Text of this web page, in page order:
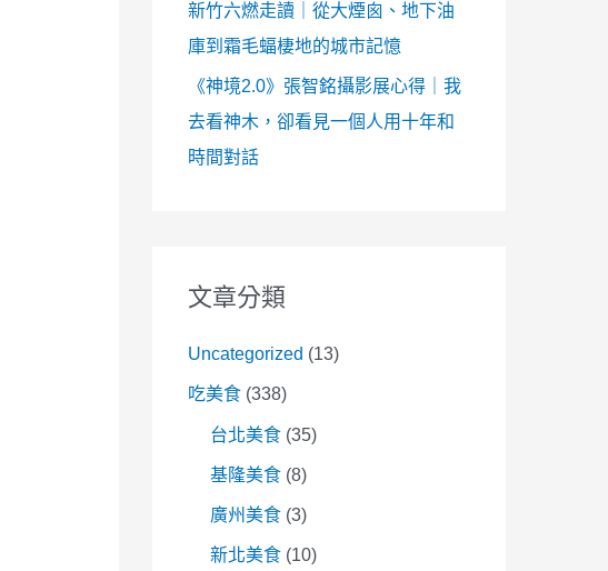
新竹六燃走讀｜從大煙囪、地下油
庫到霜毛蝠棲地的城市記憶
《神境2.0》張智銘攝影展心得｜我
去看神木，卻看見一個人用十年和
時間對話
文章分類
Uncategorized (13)
吃美食 (338)
台北美食 (35)
基隆美食 (8)
廣州美食 (3)
新北美食 (10)